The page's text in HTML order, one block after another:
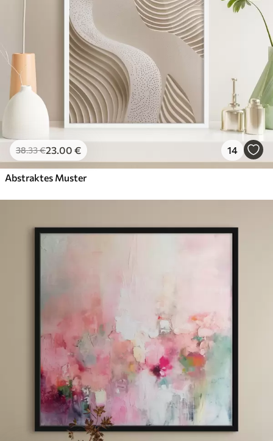
38.33€23.00 € 14
Abstraktes Muster